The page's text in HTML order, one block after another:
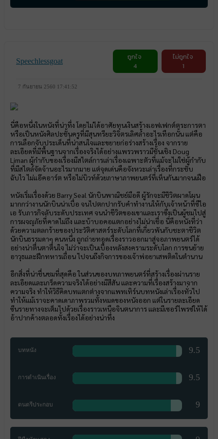
Speechlessgoat
ถูกใจ
4
ไม่ถูกใจ
1
7 กันยายน 2560 17:41:52
นี่คือหนึ่งในหนังที่น่าทึ่ง โดยไม่ได้อาศัยทุนเงินสร้างเอฟเฟกต์ตระการตา
หรือเป็นหนังศิลปะชั้นครูที่มีสุนทรียะวิจิตรเลิศล้ำอะไรเทือกนั้น แต่คือ
การเลือกจับประเด็นที่น่าสนใจและขยายก่อร่างสร้างเรื่อง จากราย
ละเอียดที่มีพื้นฐานจากเรื่องจริงได้อย่างแพรวพราวมีชั้นเชิง Doug
Liman ผู้กำกับของเรื่องมีสไตล์การเล่าเรื่องเฉพาะตัวที่แม้จะไม่ใช่ผู้กำกับ
ที่มีสไตล์จัดจ้านอะไรมากมาย แต่จุดเด่นคือจังหวะเล่าเรื่องที่กระชับ
ฉับไว ไม่แอ๊คอาร์ต หรือไม่บิวท์ด้วยภาษาภาพยนตร์ที่เห็นกันมากจนเฝือ
หนังเริ่มเรื่องด้วย Barry Seal นักบินพาณิชย์มือดี ผู้รักจะมีชีวิตผาดโผน
มากกว่างานนักบินน่าเบื่อ จนไปตกปากรับคำทำงานให้กับเจ้าหน้าที่ซีไอ
เอ รับภารกิจลับระดับประเทศ จนนำชีวิตของเขาและเราซึ่งเป็นผู้ชมไปสู่
การผจญภัยที่คาดไม่ถึง และบ้าบอคอแตกอย่างไม่น่าเชื่อ นี่คือหนังที่ว่า
ด้วยความตลกร้ายของประวัติศาสตร์ระดับโลกที่เกี่ยวพันกับชะตาชีวิต
นักบินธรรมดาๆ คนหนึ่ง ถูกถ่ายทอดเรื่องราวออกมาสู่จอภาพยนตร์ได้
อย่างน่าตื่นตาตื่นใจ ไม่ว่าจะเป็นเบื้องหลังสงครามระดับโลก การขนย้าย
อาวุธและฝึกทหารเถื่อน ไปจนถึงกิจการของเจ้าพ่อยาเสพติดในตำนาน
อีกสิ่งที่น่าชื่นชมที่สุดคือ ในส่วนของบทภาพยนตร์ที่สร้างเรื่องผ่านราย
ละเอียดและเกร็ดความจริงได้อย่างมีสีสัน และความที่เรื่องสร้างมาจาก
ความจริง ทำให้วิธีคิดบทแตกต่างจากแพทเทิร์นบทหนังเล่าเรื่องทั่วไป
ทำให้แม้เราจะคาดเดาภาพรวมทั้งหมดของหนังออก แต่ในรายละเอียด
ซีนรายทางจะเต็มไปด้วยเรื่องราวเหนือจินตนาการ และมีเซอร์ไพรซ์ให้ได้
อ้าปากค้างตลอดทั้งเรื่องได้อย่างน่าทึ่ง
บทหนัง 9.5
การดำเนินเรื่อง 9.5
ดนตรีประกอบ 9